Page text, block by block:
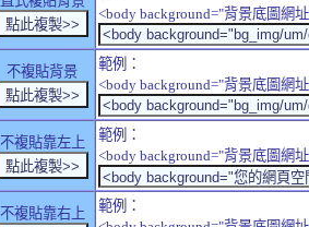
<body background="背景底圖網
不複貼背景
範例：
<body background="背景底圖網
不複貼靠左上
範例：
<body background="背景底圖網
不複貼靠右上
範例：